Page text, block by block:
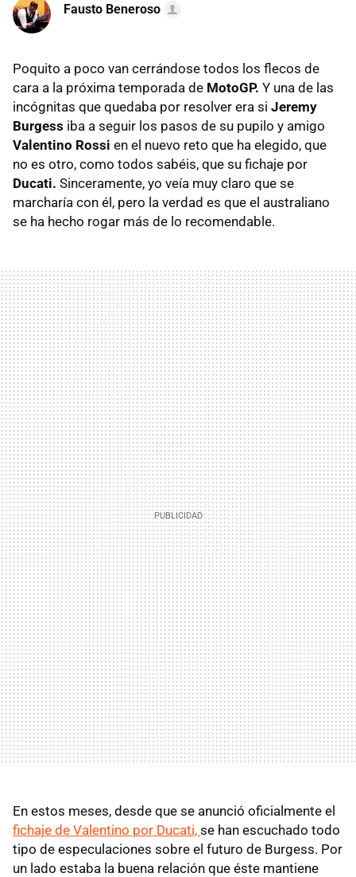
Fausto Beneroso
Poquito a poco van cerrándose todos los flecos de
cara a la próxima temporada de MotoGP. Y una de las
incógnitas que quedaba por resolver era si Jeremy
Burgess iba a seguir los pasos de su pupilo y amigo
Valentino Rossi en el nuevo reto que ha elegido, que
no es otro, como todos sabéis, que su fichaje por
Ducati. Sinceramente, yo veía muy claro que se
marcharía con él, pero la verdad es que el australiano
se ha hecho rogar más de lo recomendable.
En estos meses, desde que se anunció oficialmente el
fichaje de Valentino por Ducati, se han escuchado todo
tipo de especulaciones sobre el futuro de Burgess. Por
un lado estaba la buena relación que éste mantiene